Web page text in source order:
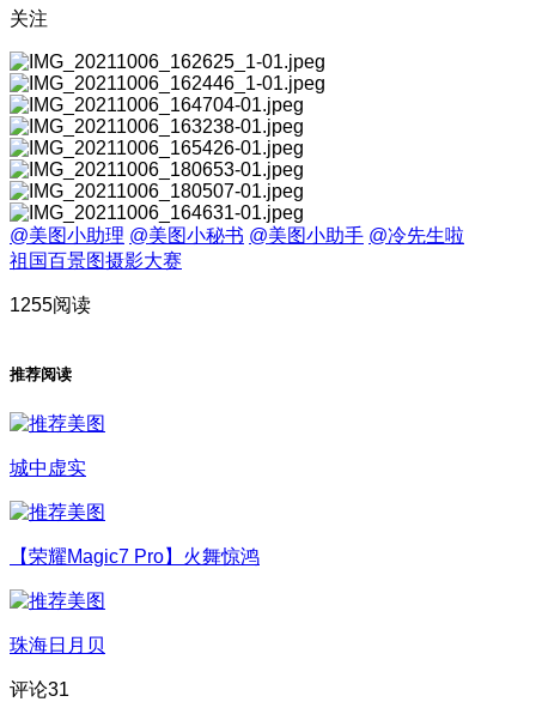
关注
@美图小助理 @美图小秘书 @美图小助手 @冷先生啦
祖国百景图摄影大赛
1255阅读
推荐阅读
城中虚实
【荣耀Magic7 Pro】火舞惊鸿
珠海日月贝
评论31